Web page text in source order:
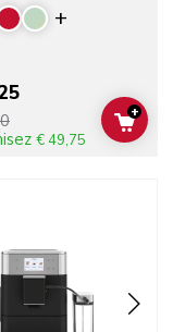
Display
€ 49,75
ADD
+